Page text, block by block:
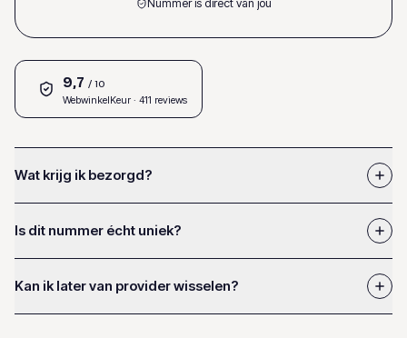
Nummer is direct van jou
9,7 / 10
WebwinkelKeur · 411 reviews
Wat krijg ik bezorgd?
Is dit nummer écht uniek?
Kan ik later van provider wisselen?